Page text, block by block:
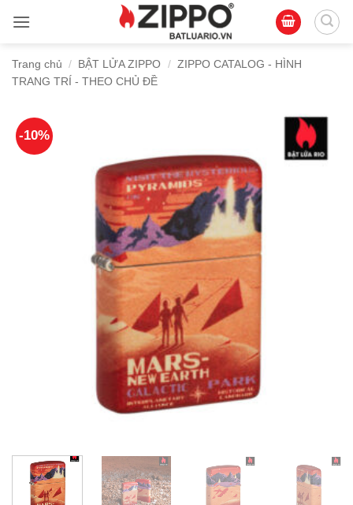
qua
dungTrang chủ / BẬT LỬA ZIPPO / ZIPPO CATALOG - HÌNH
TRANG TRÍ - THEO CHỦ ĐỀ
-10%